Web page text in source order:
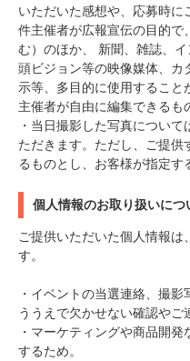
いただいた感想や、応募時に
件主催者が広報宣伝の目的で
む）のほか、 新聞、雑誌、
頭ビジョン等の映像媒体、カ
示等、多目的に使用すること
主催者が自由に編集できるも
・当日撮影した写真につい
ただきます。ただし、ご提供
るものとし、お客様が指定す
個人情報のお取り扱いにつ
ご提供いただいた個人情報は
す。
・イベントの当選連絡、撮
ううえで欠かせない確認やご
・マーケティングや商品開
するため。